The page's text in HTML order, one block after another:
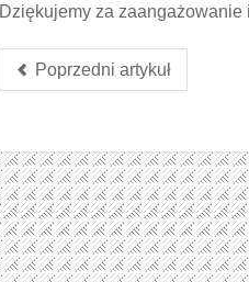
Dziękujemy za
Poprzedni artykuł